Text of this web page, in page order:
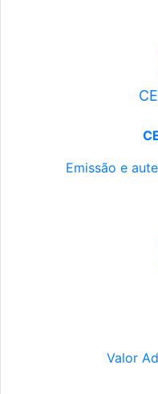
Emissão e
Valor